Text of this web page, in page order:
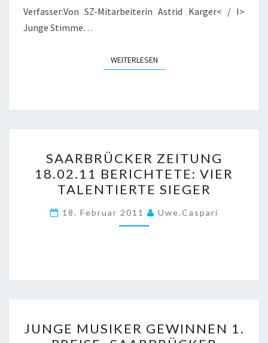
Verfasser:Von SZ-Mitarbeiterin Astrid Karger< / I>
Junge Stimme…
WEITERLESENWEITERLESEN
ZEITUNG
18.02.11
BERICHTETE:
VIER
TALENTIERTE
SAARBRÜCKER ZEITUNG
18.02.11 BERICHTETE: VIER
TALENTIERTE SIEGER
18. Februar 2011 Uwe.caspari
MUSIKER
JUNGE MUSIKER GEWINNEN 1.